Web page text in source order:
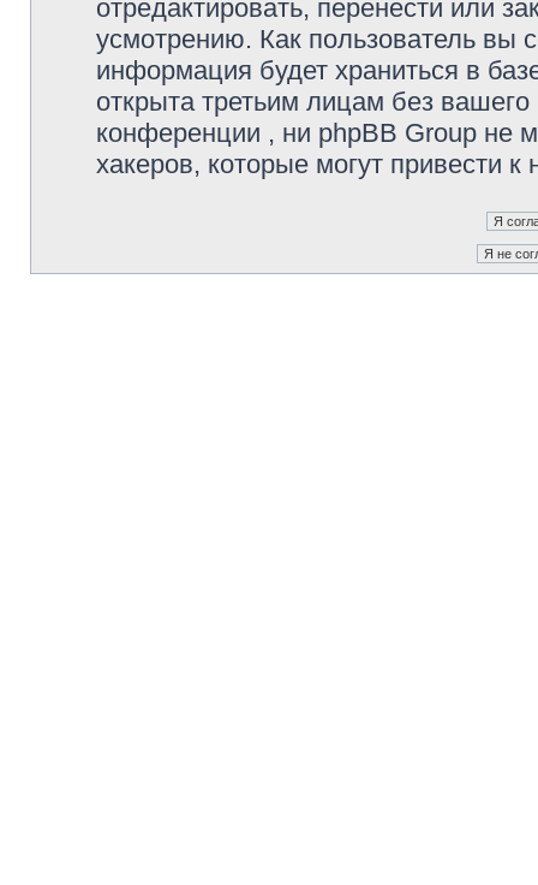
отредактировать, перенести или
усмотрению. Как пользователь вы
информация будет храниться в
открыта третьим лицам без
конференции , ни phpBB Group не
хакеров, которые могут привести